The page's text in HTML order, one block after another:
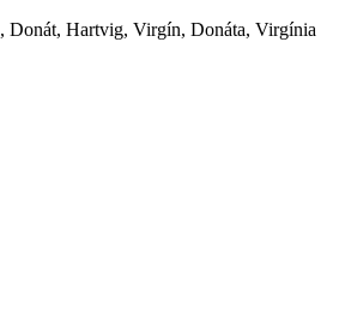
, Donát, Hartvig, Virgín, Donáta, Virgínia